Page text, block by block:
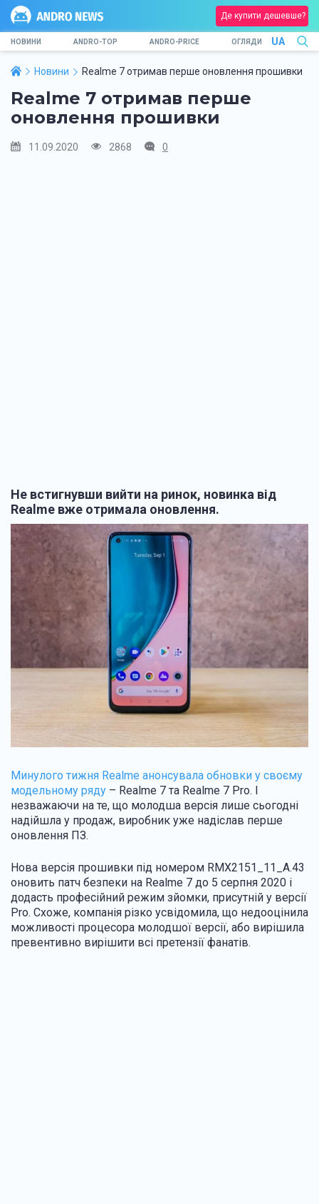
Де купити дешевше?
НОВИНИ ANDRO-TOP ANDRO-PRICE ОГЛЯДИ UA
Новини Realme 7 отримав перше оновлення прошивки
Realme 7 отримав перше
оновлення прошивки
11.09.2020 2868 0
Не встигнувши вийти на ринок, новинка від
Realme вже отримала оновлення.
Минулого тижня Realme анонсувала обновки у своєму
модельному ряду – Realme 7 та Realme 7 Pro. І
незважаючи на те, що молодша версія лише сьогодні
надійшла у продаж, виробник уже надіслав перше
оновлення ПЗ.
Нова версія прошивки під номером RMX2151_11_A.43
оновить патч безпеки на Realme 7 до 5 серпня 2020 і
додасть професійний режим зйомки, присутній у версії
Pro. Схоже, компанія різко усвідомила, що недооцінила
можливості процесора молодшої версії, або вирішила
превентивно вирішити всі претензії фанатів.